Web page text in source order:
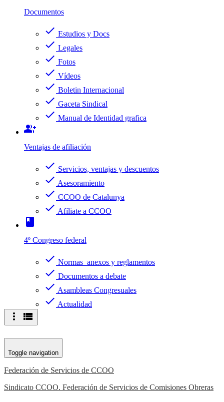
Documentos
check Estudios y Docs
check Legales
check Fotos
check Vídeos
check Boletin Internacional
check Gaceta Sindical
check Manual de Identidad grafica
group_add
Ventajas de afiliación
check Servicios, ventajas y descuentos
check Asesoramiento
check CCOO de Catalunya
check Afíliate a CCOO
book
4º Congreso federal
check Normas anexos y reglamentos
check Documentos a debate
check Asambleas Congresuales
check Actualidad
more_vert view_list
Toggle navigation
Federación de Servicios de CCOO
Sindicato CCOO. Federación de Servicios de Comisiones Obreras